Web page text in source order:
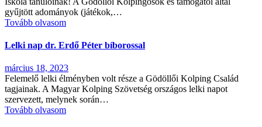
gyűjtött adományok (játékok,…
Tovább olvasom
Lelki nap dr. Erdő Péter bíborossal
március 18, 2023
Felemelő lelki élményben volt része a Gödöllői Kolping Család
tagjainak. A Magyar Kolping Szövetség országos lelki napot
szervezett, melynek során…
Tovább olvasom